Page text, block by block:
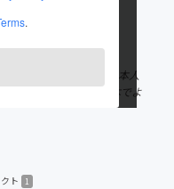
.
本に住んでいます。日本人
然の豊かな国です。日本でよ
ト 1